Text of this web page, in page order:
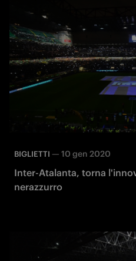
BIGLIETTI — 10 gen 2020
Inter-Atalanta, torna
nerazzurro